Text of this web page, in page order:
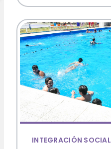
INTEGRACIÓN SOCIAL